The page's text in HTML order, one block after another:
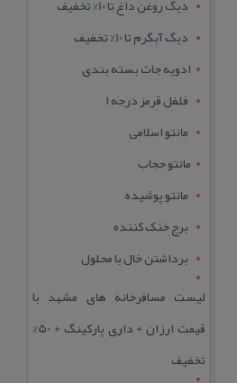
دیگ روغن داغ تا 10% تخفیف
دیگ آبگرم تا 10% تخفیف
ادویه جات بسته بندی
فلفل قرمز درجه 1
مانتو اسلامی
مانتو حجاب
مانتو پوشیده
برج خنک کننده
برداشتن خال با محلول
لیست مسافرخانه های مشهد با
قیمت ارزان + داری پارکینگ + 50%
تخفیف